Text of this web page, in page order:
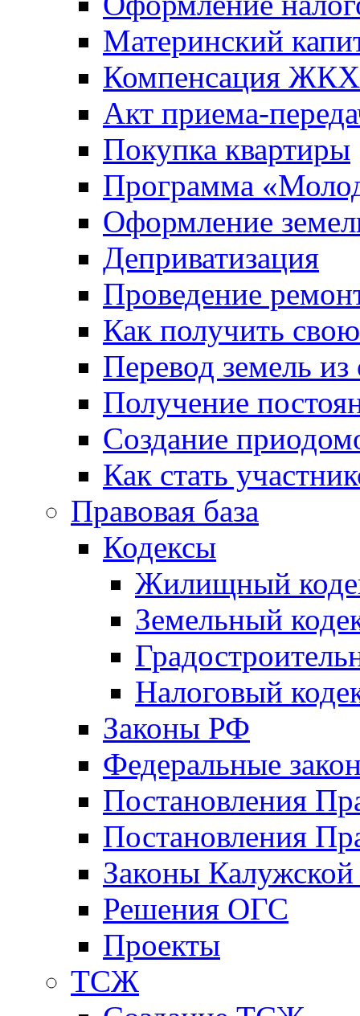
Материнский
Компенсация ЖКХ
Акт приема-
Покупка квартиры
Программа
Оформление
Деприватизация
Проведение
Как получить
Перевод земель
Получение
Создание
Как стать
Правовая база
Кодексы
Жилищный
Земельный
Налоговый
Законы РФ
Федеральные
Постановления
Постановления
Законы Калужской
Решения ОГС
Проекты
ТСЖ